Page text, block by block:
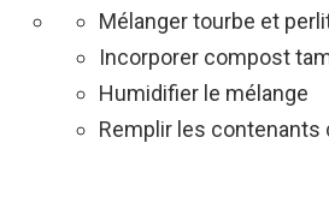
Mélanger tourbe et
Incorporer compost
Humidifier le mélange
Remplir les contenants